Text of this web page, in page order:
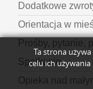
Dodatkowe
Orientacja w
Prośby, pytanie,
Spotkanie
Opieka nad
Ta strona
celu ich